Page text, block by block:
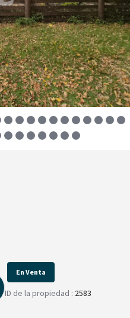
En Venta
ID de la propiedad : 2583